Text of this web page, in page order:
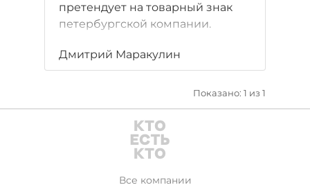
претендует на товарный знак
петербургской компании.
Дмитрий Маракулин
Показано: 1 из 1
Все компании